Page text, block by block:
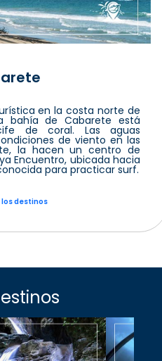
en la costa norte de
bahía de Cabarete está
de coral. Las aguas
de viento en las
la hacen un centro de
Encuentro, ubicada hacia
para practicar surf.
los destinos